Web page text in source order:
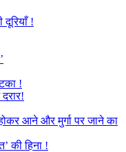
!
!
आने और मुर्गा पर जाने का
की हिना !